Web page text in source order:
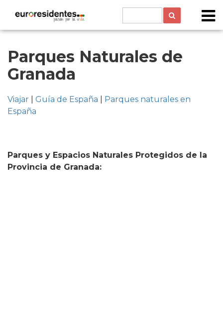
Parques Naturales de
Granada
Viajar Guía de España
Parques naturales en
España
Parques y Espacios Naturales Protegidos de la
Provincia de Granada: